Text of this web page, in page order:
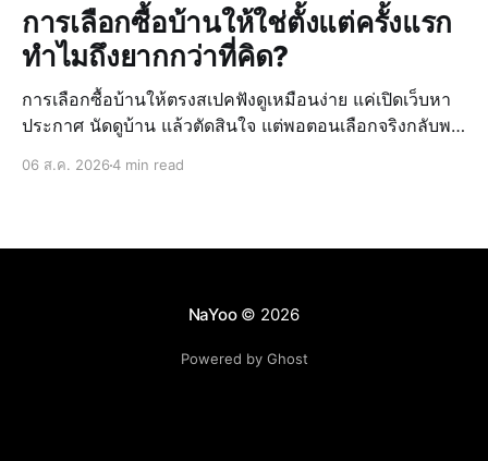
การเลือกซื้อบ้านให้ใช่ตั้งแต่ครั้งแรก
ทำไมถึงยากกว่าที่คิด?
การเลือกซื้อบ้านให้ตรงสเปคฟังดูเหมือนง่าย แค่เปิดเว็บหา
ประกาศ นัดดูบ้าน แล้วตัดสินใจ แต่พอตอนเลือกจริงกลับพบ
06 ส.ค. 20264 min read
NaYoo© 2026
Powered by Ghost